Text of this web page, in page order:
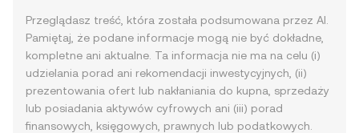
Przeglądasz treść, która została podsumowana przez AI.
Pamiętaj, że podane informacje mogą nie być dokładne,
kompletne ani aktualne. Ta informacja nie ma na celu (i)
udzielania porad ani rekomendacji inwestycyjnych, (ii)
prezentowania ofert lub nakłaniania do kupna, sprzedaży
lub posiadania aktywów cyfrowych ani (iii) porad
finansowych, księgowych, prawnych lub podatkowych.